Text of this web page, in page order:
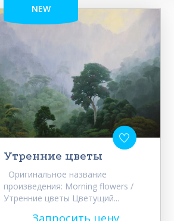
NEW
Утренние цветы
Оригинальное название
произведения: Morning flowers /
Утренние цветы Цветущий...
Запросить цену